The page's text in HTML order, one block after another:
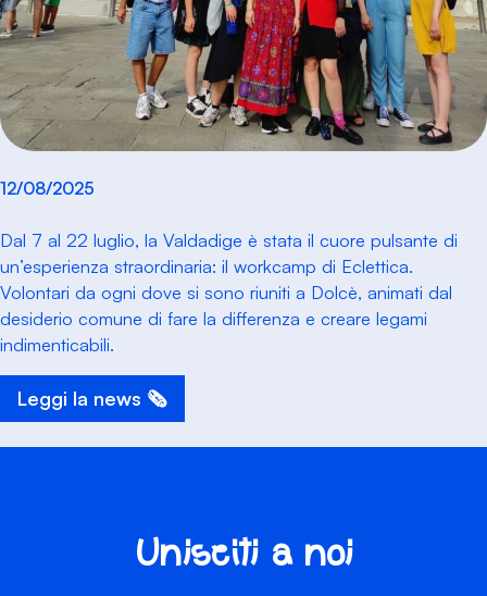
12/08/2025
Dal 7 al 22 luglio, la Valdadige è stata il cuore pulsante di
un’esperienza straordinaria: il workcamp di Eclettica.
Volontari da ogni dove si sono riuniti a Dolcè, animati dal
desiderio comune di fare la differenza e creare legami
indimenticabili.
Leggi la news 🗞️
Unisciti a noi